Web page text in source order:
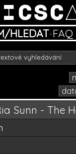
HLEDAT·FAQ
Sunn - The